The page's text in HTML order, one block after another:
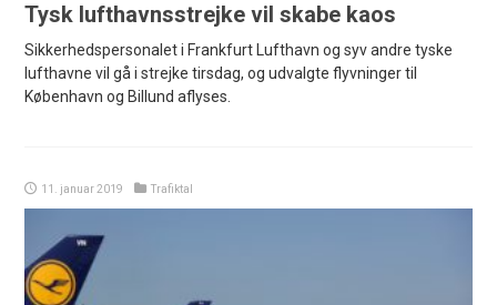
Tysk lufthavnsstrejke vil skabe kaos
Sikkerhedspersonalet i Frankfurt Lufthavn og syv andre tyske
lufthavne vil gå i strejke tirsdag, og udvalgte flyvninger til
København og Billund aflyses.
11. januar 2019 Trafiktal